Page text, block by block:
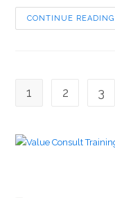
CONTINUE READING
1 2 3